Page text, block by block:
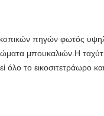
πηγών φωτός
μπουκαλιών.Η
όλο το εικοσιτετράωρο